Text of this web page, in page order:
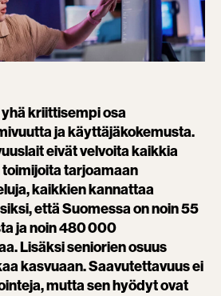
kriittisempi osa
ja käyttäjäkokemusta.
eivät velvoita kaikkia
tarjoamaan
kaikkien kannattaa
että Suomessa on noin 55
ja noin 480 000
Lisäksi seniorien osuus
kasvuaan. Saavutettavuus ei
mutta sen hyödyt ovat